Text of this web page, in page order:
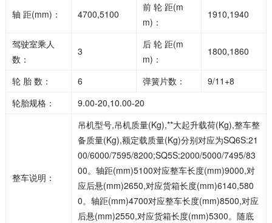
轴 距(mm)： 4700,5100
前 轮 距(m
m)：
1910,1940
驾驶室乘人
数：
3
后 轮 距(m
m)：
1800,1860
轮 胎 数： 6 弹簧片数：
9/11+8
轮胎规格：
9.00-20,10.00-20
整车说明：
吊机型号,吊机质量(Kg),**大起升载荷(Kg),整车整
备质量(Kg),额定载质量(Kg)分别对应为SQ6S:21
00/6000/7595/8200;SQ5S:2000/5000/7495/83
00。轴距(mm)5100对应整车长度(mm)9000,对
应后悬(mm)2650,对应货箱长度(mm)6140,580
0。轴距(mm)4700对应整车长度(mm)8500,对应
后悬(mm)2550,对应货箱长度(mm)5300。随底